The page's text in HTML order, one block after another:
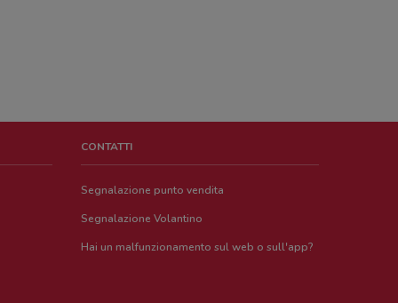
CONTATTI
Segnalazione punto vendita
Segnalazione Volantino
Hai un malfunzionamento sul web o sull'app?